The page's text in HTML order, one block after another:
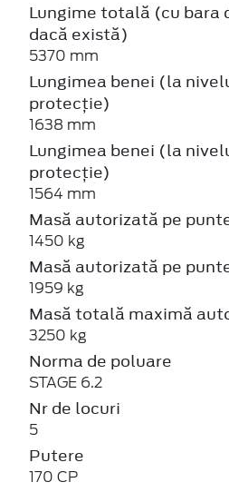
Lungime totală (cu bara
dacă există)
5370 mm
Lungimea benei (la
protecție)
1638 mm
Lungimea benei (la
protecție)
1564 mm
Masă autorizată pe
1450 kg
Masă autorizată pe
1959 kg
Masă totală maximă
3250 kg
Norma de poluare
STAGE 6.2
Nr de locuri
5
Putere
170 CP